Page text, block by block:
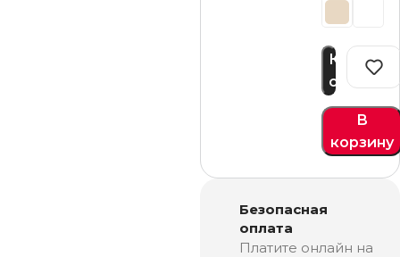
В
корзину
Купить
сейчас
Безопасная
оплата
Платите онлайн на